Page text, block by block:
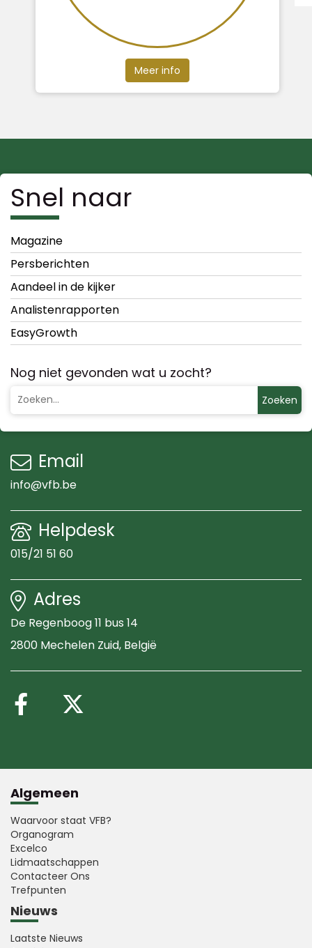
Meer info
Snel naar
Magazine
Persberichten
Aandeel in de kijker
Analistenrapporten
EasyGrowth
Nog niet gevonden wat u zocht?
Zoeken
Email
info@vfb.be
Helpdesk
015/21 51 60
Adres
De Regenboog 11 bus 14
2800 Mechelen Zuid, België
Volg ons op Facebook
Algemeen
Waarvoor staat VFB?
Organogram
Excelco
Lidmaatschappen
Contacteer Ons
Trefpunten
Nieuws
Laatste Nieuws